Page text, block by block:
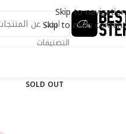
Skip to navigation
Skip to main content
التصنيفات
SOLD OUT